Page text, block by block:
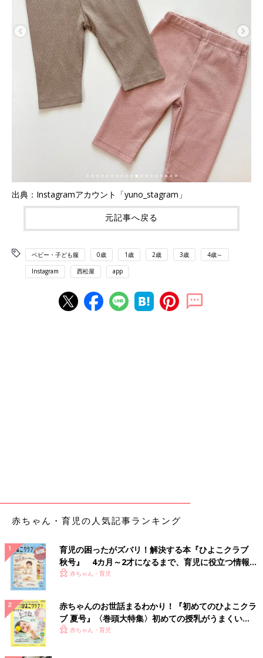
出典：Instagramアカウント「yuno_stagram」
元記事へ戻る
ベビー・子ども服 0歳 1歳 2歳 3歳 4歳～
Instagram 西松屋 app
赤ちゃん・育児の人気記事ランキング
育児の困ったがズバリ！解決する本『ひよこクラブ
秋号』 4カ月～2才になるまで、育児に役立つ情報が
いっぱい！
赤ちゃん・育児
赤ちゃんのお世話まるわかり！『初めてのひよこクラ
ブ 夏号』〈巻頭大特集〉初めての授乳がうまくい
く！ おっぱい・ミルクの基本と夏のトラブル 解決テ
赤ちゃん・育児